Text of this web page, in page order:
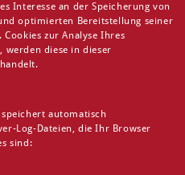
Interesse an der Speicherung von
optimierten Bereitstellung seiner
Cookies zur Analyse Ihres
werden diese in dieser
automatisch
Log-Dateien, die Ihr Browser
sind: